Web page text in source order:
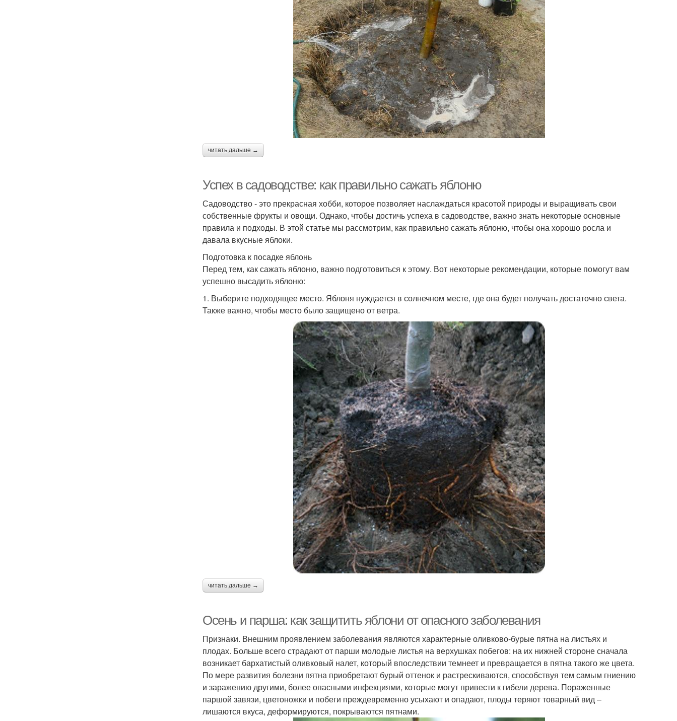
читать дальше →
Успех в садоводстве: как правильно сажать яблоню
Садоводство - это прекрасная хобби, которое позволяет наслаждаться красотой природы и выращивать свои
собственные фрукты и овощи. Однако, чтобы достичь успеха в садоводстве, важно знать некоторые основные
правила и подходы. В этой статье мы рассмотрим, как правильно сажать яблоню, чтобы она хорошо росла и
давала вкусные яблоки.
Подготовка к посадке яблонь
Перед тем, как сажать яблоню, важно подготовиться к этому. Вот некоторые рекомендации, которые помогут вам
успешно высадить яблоню:
1. Выберите подходящее место. Яблоня нуждается в солнечном месте, где она будет получать достаточно света.
Также важно, чтобы место было защищено от ветра.
читать дальше →
Осень и парша: как защитить яблони от опасного заболевания
Признаки. Внешним проявлением заболевания являются характерные оливково-бурые пятна на листьях и
плодах. Больше всего страдают от парши молодые листья на верхушках побегов: на их нижней стороне сначала
возникает бархатистый оливковый налет, который впоследствии темнеет и превращается в пятна такого же цвета.
По мере развития болезни пятна приобретают бурый оттенок и растрескиваются, способствуя тем самым гниению
и заражению другими, более опасными инфекциями, которые могут привести к гибели дерева. Пораженные
паршой завязи, цветоножки и побеги преждевременно усыхают и опадают, плоды теряют товарный вид –
лишаются вкуса, деформируются, покрываются пятнами.